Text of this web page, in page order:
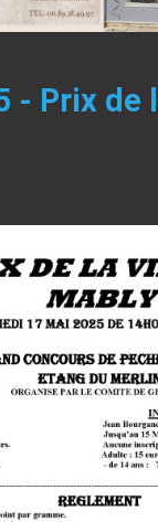
- Prix de